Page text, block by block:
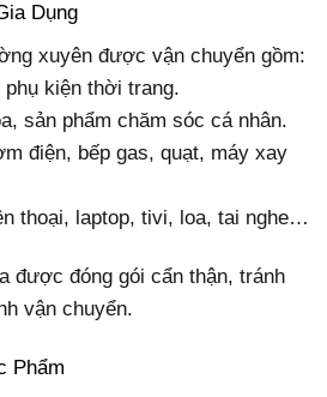
Dụng
xuyên được vận chuyển gồm:
phụ kiện thời trang.
sản phẩm chăm sóc cá nhân.
điện, bếp gas, quạt, máy xay
thoại, laptop, tivi, loa, tai nghe…
được đóng gói cẩn thận, tránh
vận chuyển.
Phẩm